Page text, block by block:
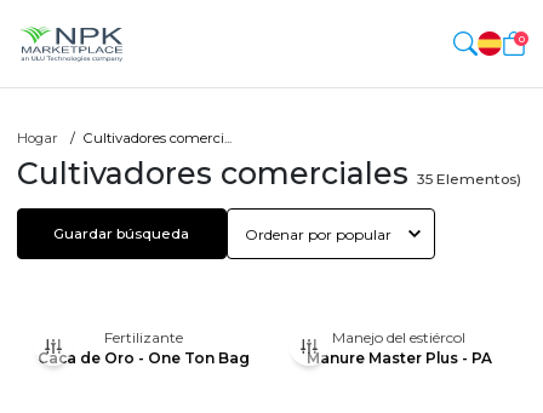
0
Hogar Cultivadores comerci...
Cultivadores comerciales 35 Elementos)
Guardar búsqueda
Fertilizante
Caca de Oro - One Ton Bag
Manejo del estiércol
Manure Master Plus - PA